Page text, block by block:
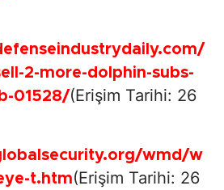
2-more-dolphin-subs-
01528/(Erişim Tarihi: 26
wmd/w
t.htm(Erişim Tarihi: 26